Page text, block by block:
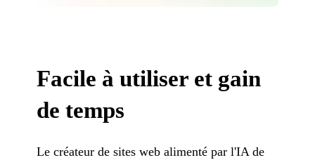
Facile à utiliser et gain
de temps
Le créateur de sites web alimenté par l'IA de